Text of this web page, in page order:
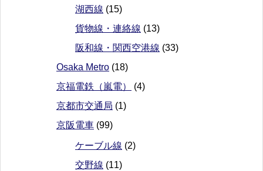
湖西線 (15)
貨物線・連絡線 (13)
阪和線・関西空港線 (33)
Osaka Metro (18)
京福電鉄（嵐電）
(4)
京都市交通局 (1)
京阪電車 (99)
ケーブル線 (2)
交野線 (11)